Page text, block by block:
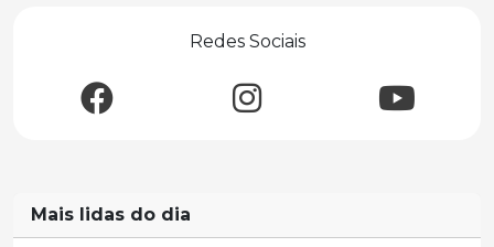
Redes Sociais
Mais lidas do dia